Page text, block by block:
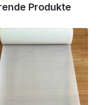
Produkte